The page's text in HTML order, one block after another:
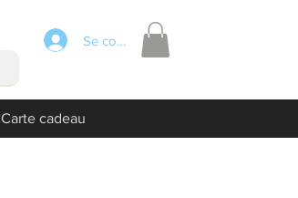
Se connecter
Carte cadeau